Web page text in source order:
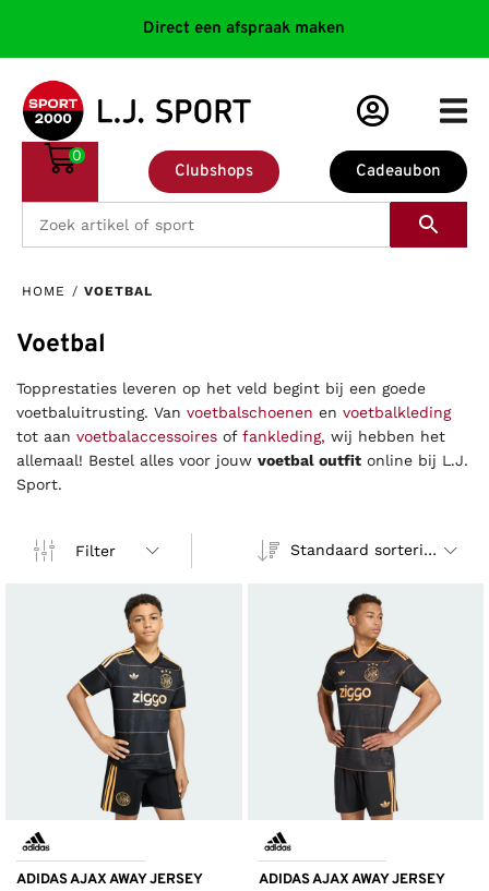
Direct een afspraak maken
Cadeaubon
Clubshops
0
HOME / VOETBAL
Voetbal
Topprestaties leveren op het veld begint bij een goede
voetbaluitrusting. Van voetbalschoenen en voetbalkleding
tot aan voetbalaccessoires offankleding, wij hebben het
allemaal! Bestel alles voor jouw voetbal outfit online bij L.J.
Sport.
Filter Standaard sortering
ADIDAS AJAX AWAY JERSEY ADIDAS AJAX AWAY JERSEY